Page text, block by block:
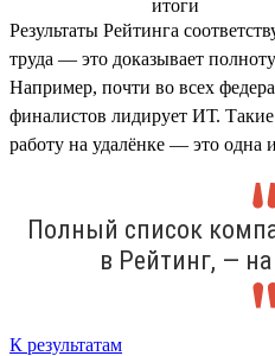
Результаты Рейтинга
труда — это доказывает
Например, почти во всех
финалистов лидирует ИТ.
работу на удалёнке — это одна
Полный список
в Рейтинг, — на
К результатам